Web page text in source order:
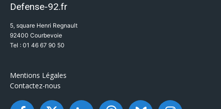
Defense-92.fr
5, square Henri Regnault
92400 Courbevoie
Tel : 01 46 67 90 50
Mentions Légales
Contactez-nous